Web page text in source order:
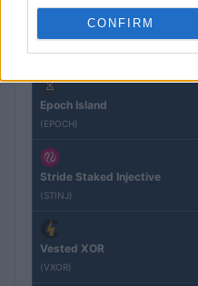
CONFIRM
Steakhouse EURCV
(STEAKEURCV)
Epoch Island
(EPOCH)
Stride Staked Injective
(STINJ)
Vested XOR
(VXOR)